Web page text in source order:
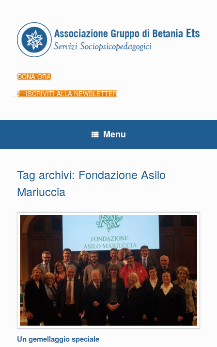
contenuto
DONA ORA
ISCRIVITI ALLA NEWSLETTER
Menu
Tag archivi: Fondazione Asilo
Mariuccia
Un gemellaggio speciale